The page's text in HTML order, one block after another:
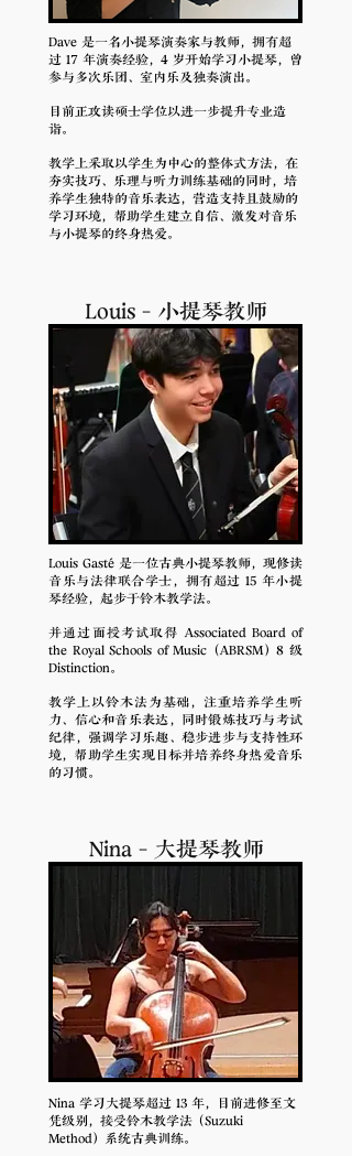
Dave 是一名小提琴演奏家与教师，拥有超
过 17 年演奏经验，4 岁开始学习小提琴，曾
参与多次乐团、室内乐及独奏演出。
目前正攻读硕士学位以进一步提升专业造
诣。
教学上采取以学生为中心的整体式方法，在
夯实技巧、乐理与听力训练基础的同时，培
养学生独特的音乐表达，营造支持且鼓励的
学习环境，帮助学生建立自信、激发对音乐
与小提琴的终身热爱。
Louis - 小提琴教师
Louis Gasté 是一位古典小提琴教师，现修读
音乐与法律联合学士，拥有超过 15 年小提
琴经验，起步于铃木教学法。
并通过面授考试取得 Associated Board of
the Royal Schools of Music（ABRSM）8 级
Distinction。
教学上以铃木法为基础，注重培养学生听
力、信心和音乐表达，同时锻炼技巧与考试
纪律，强调学习乐趣、稳步进步与支持性环
境，帮助学生实现目标并培养终身热爱音乐
的习惯。
Nina - 大提琴教师
Nina 学习大提琴超过 13 年，目前进修至文
凭级别，接受铃木教学法（Suzuki
Method）系统古典训练。